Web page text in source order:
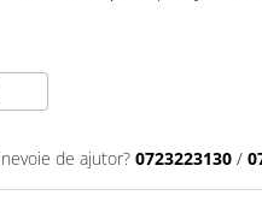
de ajutor? 0723223130 /